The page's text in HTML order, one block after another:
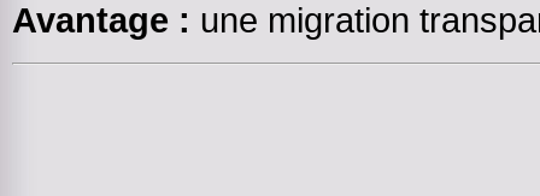
Avantage : une migration